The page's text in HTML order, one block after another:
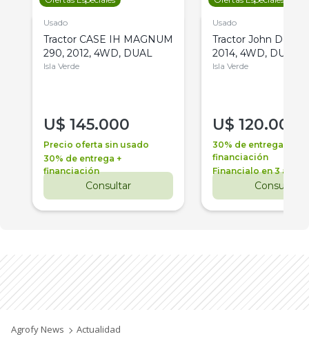
Usado
Tractor CASE IH MAGNUM
290, 2012, 4WD, DUAL
Isla Verde
U$ 145.000
Precio oferta sin usado
30% de entrega +
financiación
Consultar
Usado
Tractor John Deere
2014, 4WD, DUAL
Isla Verde
U$ 120.000
30% de entrega +
financiación
Financialo en 3 años
Consultar
Agrofy News Actualidad